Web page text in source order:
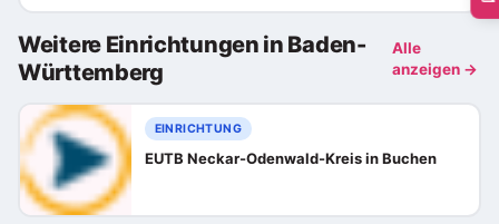
Weitere Einrichtungen in Baden-
Württemberg
Alle
anzeigen →
EINRICHTUNG
EUTB Neckar-Odenwald-Kreis in Buchen